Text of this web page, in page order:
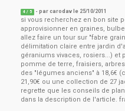
4 / 5 - parcarodav le 25/10/2011
si vous recherchez en bon site
approvisionner en graines,
allez faire un tour sur "fabre
délimitation claire entre jardin
géraniums vivaces, rosiers...) et
pomme de terre, fraisiers,
des "légumes anciens" à 18,6€
21,90€ ou une collection de 27
regrette que les conseils de
dans la description de l'article.